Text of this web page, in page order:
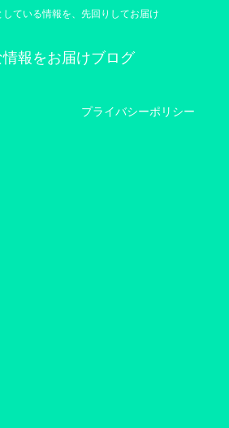
ている情報を、先回りしてお届け
情報をお届けブログ
プライバシーポリシー